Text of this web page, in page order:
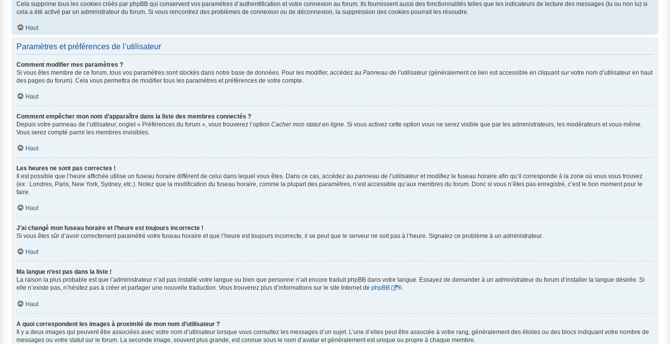
Cela supprime tous les cookies créés par phpBB qui conservent vos paramètres d’authentification et votre connexion au forum. Ils fournissent aussi des fonctionnalités telles que les indicateurs de lecture des messages (lu ou non lu) si
cela a été activé par un administrateur du forum. Si vous rencontrez des problèmes de connexion ou de déconnexion, la suppression des cookies pourrait les résoudre.
Haut
Paramètres et préférences de l’utilisateur
Comment modifier mes paramètres ?
Si vous êtes membre de ce forum, tous vos paramètres sont stockés dans notre base de données. Pour les modifier, accédez au Panneau de l’utilisateur(généralement ce lien est accessible en cliquant sur votre nom d’utilisateur en haut
des pages du forum). Cela vous permettra de modifier tous les paramètres et préférences de votre compte.
Haut
Comment empêcher mon nom d’apparaître dans la liste des membres connectés ?
Depuis votre panneau de l’utilisateur, onglet « Préférences du forum », vous trouverez l’option Cacher mon statut en ligne. Si vous activez cette option vous ne serez visible que par les administrateurs, les modérateurs et vous-même.
Vous serez compté parmi les membres invisibles.
Haut
Les heures ne sont pas correctes !
Il est possible que l’heure affichée utilise un fuseau horaire différent de celui dans lequel vous êtes. Dans ce cas, accédez au panneau de l’utilisateuret modifiez le fuseau horaire afin qu’il corresponde à la zone où vous vous trouvez
(ex : Londres, Paris, New York, Sydney, etc.). Notez que la modification du fuseau horaire, comme la plupart des paramètres, n’est accessible qu’aux membres du forum. Donc si vous n’êtes pas enregistré, c’est le bon moment pour le
faire.
Haut
J’ai changé mon fuseau horaire et l’heure est toujours incorrecte !
Si vous êtes sûr d’avoir correctement paramétré votre fuseau horaire et que l’heure est toujours incorrecte, il se peut que le serveur ne soit pas à l’heure. Signalez ce problème à un administrateur.
Haut
Ma langue n’est pas dans la liste !
La raison la plus probable est que l’administrateur n’ait pas installé votre langue ou bien que personne n’ait encore traduit phpBB dans votre langue. Essayez de demander à un administrateur du forum d’installer la langue désirée. Si
elle n’existe pas, n’hésitez pas à créer et partager une nouvelle traduction. Vous trouverez plus d’informations sur le site Internet de phpBB ®.
Haut
A quoi correspondent les images à proximité de mon nom d’utilisateur ?
Il y a deux images qui peuvent être associées avec votre nom d’utilisateur lorsque vous consultez les messages d’un sujet. L’une d’elles peut être associée à votre rang, généralement des étoiles ou des blocs indiquant votre nombre de
messages ou votre statut sur le forum. La seconde image, souvent plus grande, est connue sous le nom d’avatar et généralement est unique ou propre à chaque membre.